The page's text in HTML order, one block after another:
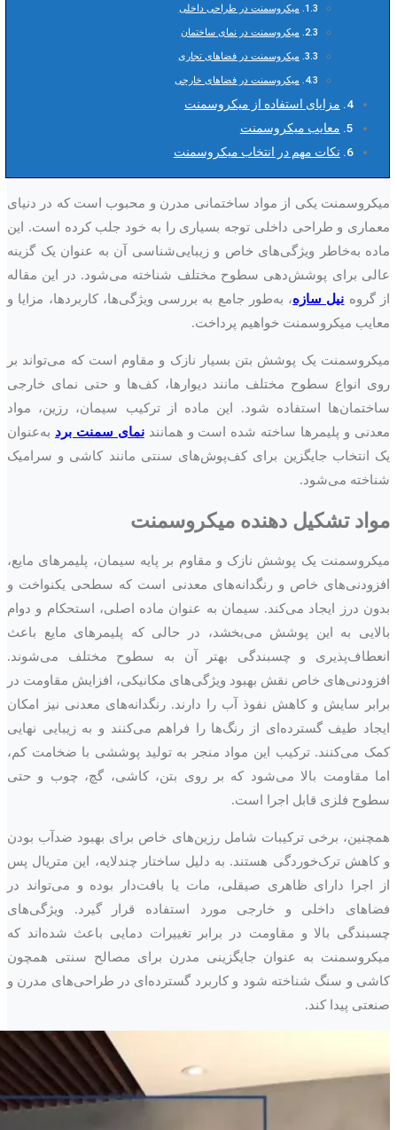
میکروسمنت در طراحی داخلی
میکروسمنت در نمای ساختمان
میکروسمنت در فضاهای تجاری
میکروسمنت در فضاهای خارجی
مزایای استفاده از میکروسمنت
معایب میکروسمنت
نکات مهم در انتخاب میکروسمنت
میکروسمنت یکی از مواد ساختمانی مدرن و محبوب است که در دنیای
معماری و طراحی داخلی توجه بسیاری را به خود جلب کرده است. این
ماده به‌خاطر ویژگی‌های خاص و زیبایی‌شناسی آن به عنوان یک گزینه
عالی برای پوشش‌دهی سطوح مختلف شناخته می‌شود. در این مقاله
از گروه نیل سازه، به‌طور جامع به بررسی ویژگی‌ها، کاربردها، مزایا و
معایب میکروسمنت خواهیم پرداخت.
میکروسمنت یک پوشش بتن بسیار نازک و مقاوم است که می‌تواند بر
روی انواع سطوح مختلف مانند دیوارها، کف‌ها و حتی نمای خارجی
ساختمان‌ها استفاده شود. این ماده از ترکیب سیمان، رزین، مواد
معدنی و پلیمرها ساخته شده است و همانندنمای سمنت برد به‌عنوان
یک انتخاب جایگزین برای کف‌پوش‌های سنتی مانند کاشی و سرامیک
شناخته می‌شود.
مواد تشکیل دهنده میکروسمنت
میکروسمنت یک پوشش نازک و مقاوم بر پایه سیمان، پلیمرهای مایع،
افزودنی‌های خاص و رنگدانه‌های معدنی است که سطحی یکنواخت و
بدون درز ایجاد می‌کند. سیمان به عنوان ماده اصلی، استحکام و دوام
بالایی به این پوشش می‌بخشد، در حالی که پلیمرهای مایع باعث
انعطاف‌پذیری و چسبندگی بهتر آن به سطوح مختلف می‌شوند.
افزودنی‌های خاص نقش بهبود ویژگی‌های مکانیکی، افزایش مقاومت در
برابر سایش و کاهش نفوذ آب را دارند. رنگدانه‌های معدنی نیز امکان
ایجاد طیف گسترده‌ای از رنگ‌ها را فراهم می‌کنند و به زیبایی نهایی
کمک می‌کنند. ترکیب این مواد منجر به تولید پوششی با ضخامت کم،
اما مقاومت بالا می‌شود که بر روی بتن، کاشی، گچ، چوب و حتی
سطوح فلزی قابل اجرا است.
همچنین، برخی ترکیبات شامل رزین‌های خاص برای بهبود ضدآب بودن
و کاهش ترک‌خوردگی هستند. به دلیل ساختار چندلایه، این متریال پس
از اجرا دارای ظاهری صیقلی، مات یا بافت‌دار بوده و می‌تواند در
فضاهای داخلی و خارجی مورد استفاده قرار گیرد. ویژگی‌های
چسبندگی بالا و مقاومت در برابر تغییرات دمایی باعث شده‌اند که
میکروسمنت به عنوان جایگزینی مدرن برای مصالح سنتی همچون
کاشی و سنگ شناخته شود و کاربرد گسترده‌ای در طراحی‌های مدرن و
صنعتی پیدا کند.